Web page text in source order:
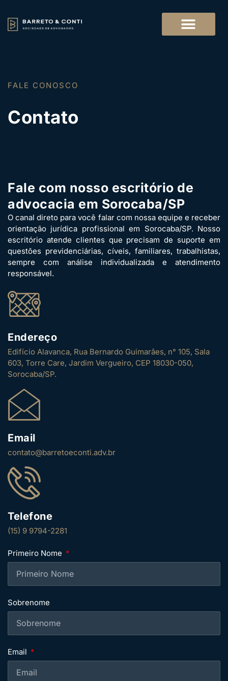
FALE CONOSCO
Contato
Fale com nosso escritório de
advocacia em Sorocaba/SP
O canal direto para você falar com nossa equipe e receber
orientação jurídica profissional em Sorocaba/SP. Nosso
escritório atende clientes que precisam de suporte em
questões previdenciárias, cíveis, familiares, trabalhistas,
sempre com análise individualizada e atendimento
responsável.
Endereço
Edifício Alavanca, Rua Bernardo Guimarães, n° 105, Sala
603, Torre Care, Jardim Vergueiro, CEP 18030-050,
Sorocaba/SP.
Email
contato@barretoeconti.adv.br
Telefone
(15) 9 9794-2281
Primeiro Nome
Sobrenome
Email